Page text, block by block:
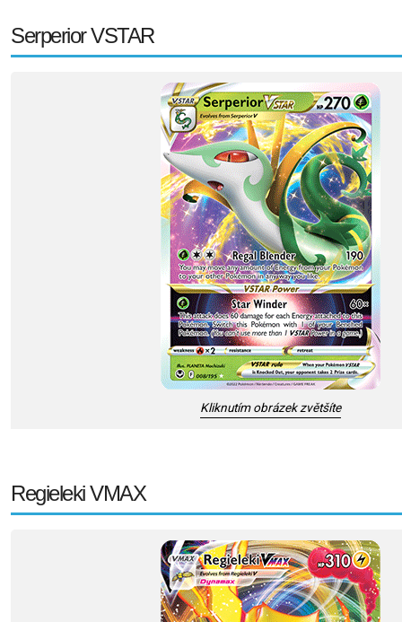
Serperior VSTAR
Kliknutím obrázek zvětšíte
Regieleki VMAX